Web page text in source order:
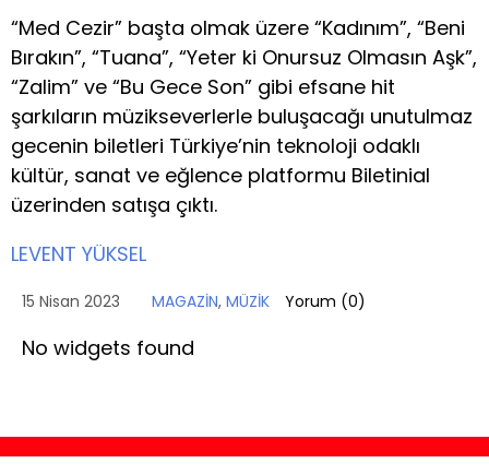
“Med Cezir” başta olmak üzere “Kadınım”, “Beni
Bırakın”, “Tuana”, “Yeter ki Onursuz Olmasın Aşk”,
“Zalim” ve “Bu Gece Son” gibi efsane hit
şarkıların müzikseverlerle buluşacağı unutulmaz
gecenin biletleri Türkiye’nin teknoloji odaklı
kültür, sanat ve eğlence platformu Biletinial
üzerinden satışa çıktı.
LEVENT YÜKSEL
15 Nisan 2023 MAGAZİN, MÜZİK Yorum (0)
No widgets found